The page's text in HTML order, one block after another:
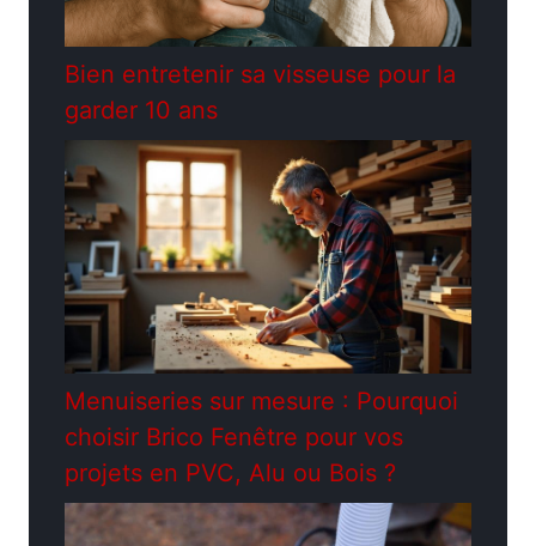
Bien entretenir sa visseuse pour la
garder 10 ans
Menuiseries sur mesure : Pourquoi
choisir Brico Fenêtre pour vos
projets en PVC, Alu ou Bois ?